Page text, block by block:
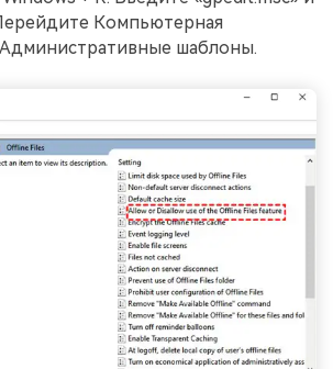
Компьютерная
шаблоны.